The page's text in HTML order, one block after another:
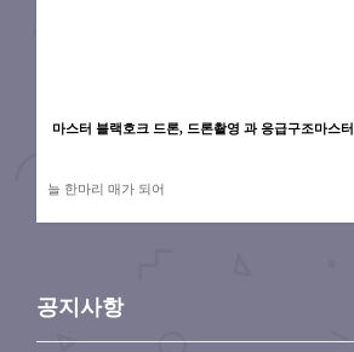
마스터 블랙호크 드론, 드론촬영 과 응급구조마스터
​늘 한마리 매가 되어
공지사항